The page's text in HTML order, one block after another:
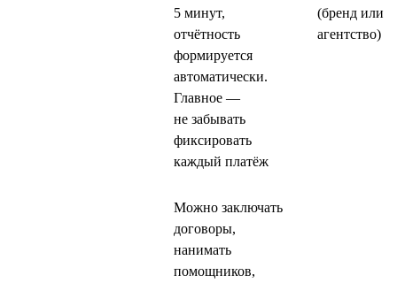
5 минут,
отчётность
формируется
автоматически.
Главное —
не забывать
фиксировать
каждый платёж
(бренд или
агентство)
Можно заключать
договоры,
нанимать
помощников,